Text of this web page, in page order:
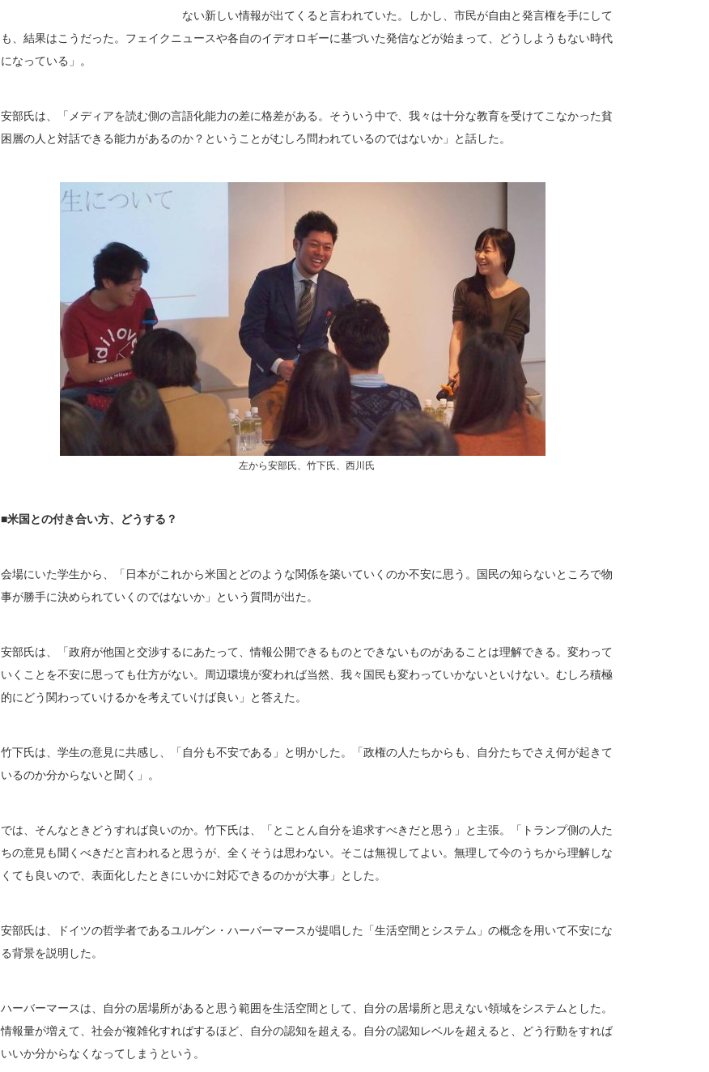
ない新しい情報が出てくると言われていた。しかし、市民が自由と発言権を手にして
も、結果はこうだった。フェイクニュースや各自のイデオロギーに基づいた発信などが始まって、どうしようもない時代
になっている」。
安部氏は、「メディアを読む側の言語化能力の差に格差がある。そういう中で、我々は十分な教育を受けてこなかった貧
困層の人と対話できる能力があるのか？ということがむしろ問われているのではないか」と話した。
左から安部氏、竹下氏、西川氏
■米国との付き合い方、どうする？
会場にいた学生から、「日本がこれから米国とどのような関係を築いていくのか不安に思う。国民の知らないところで物
事が勝手に決められていくのではないか」という質問が出た。
安部氏は、「政府が他国と交渉するにあたって、情報公開できるものとできないものがあることは理解できる。変わって
いくことを不安に思っても仕方がない。周辺環境が変われば当然、我々国民も変わっていかないといけない。むしろ積極
的にどう関わっていけるかを考えていけば良い」と答えた。
竹下氏は、学生の意見に共感し、「自分も不安である」と明かした。「政権の人たちからも、自分たちでさえ何が起きて
いるのか分からないと聞く」。
では、そんなときどうすれば良いのか。竹下氏は、「とことん自分を追求すべきだと思う」と主張。「トランプ側の人た
ちの意見も聞くべきだと言われると思うが、全くそうは思わない。そこは無視してよい。無理して今のうちから理解しな
くても良いので、表面化したときにいかに対応できるのかが大事」とした。
安部氏は、ドイツの哲学者であるユルゲン・ハーバーマースが提唱した「生活空間とシステム」の概念を用いて不安にな
る背景を説明した。
ハーバーマースは、自分の居場所があると思う範囲を生活空間として、自分の居場所と思えない領域をシステムとした。
情報量が増えて、社会が複雑化すればするほど、自分の認知を超える。自分の認知レベルを超えると、どう行動をすれば
いいか分からなくなってしまうという。